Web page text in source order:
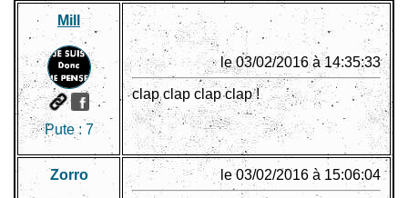
Mill
Pute : 7
le 03/02/2016 à 14:35:33
clap clap clap clap !
Zorro le 03/02/2016 à 15:06:04